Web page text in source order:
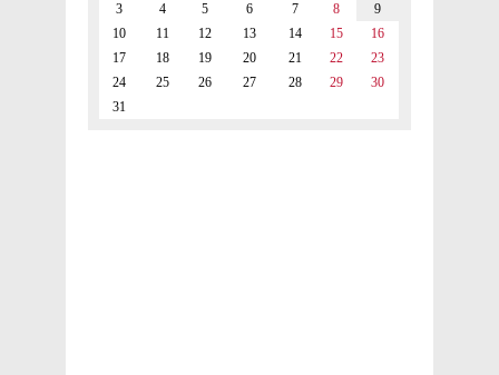
3
4 5 6 7 8
9
10
11 12 13 14 15
16
17
18 19 20 21 22
23
24
25 26 27 28 29
30
31